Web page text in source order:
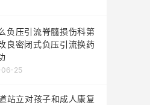
负压引流脊髓损伤科第
良密闭式负压引流换药
25
站立对孩子和成人康复